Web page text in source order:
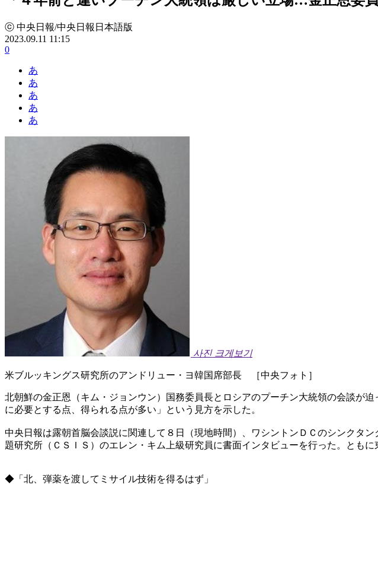
ⓒ 中央日報/中央日報日本語版
2023.09.11 11:15
0
あ
あ
あ
あ
あ
사진 크게보기
米ブルッキングス研究所のアンドリュー・ヨ韓国席部長 ［中央フォト］
北朝鮮の金正恩（キム・ジョンウン）国務委員長とロシアのプーチン大統領の会談が
に必要とする点、得られる点が多い」という見方を示した。
中央日報は露朝首脳会談説に関連して８日（現地時間）、ワシントンＤＣのシンクタ
題研究所（ＣＳＩＳ）のエレン・キム上級研究員に書面インタビューを行った。ともに
◆「北、弾薬を渡してミサイル技術を得るはず」